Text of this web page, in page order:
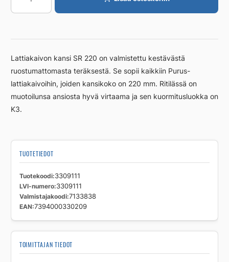
PURUS
220
putkireikää,
kansi
määrä
Lattiakaivon kansi SR 220 on valmistettu kestävästä
ruostumattomasta teräksestä. Se sopii kaikkiin Purus-
lattiakaivoihin, joiden kansikoko on 220 mm. Ritilässä on
muotoilunsa ansiosta hyvä virtaama ja sen kuormitusluokka on
K3.
TUOTETIEDOT
Tuotekoodi 3309111
LVI-numero 3309111
Valmistajakoodi 7133838
EAN 7394000330209
TOIMITTAJAN TIEDOT